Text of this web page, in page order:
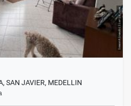
SAN JAVIER, MEDELLIN